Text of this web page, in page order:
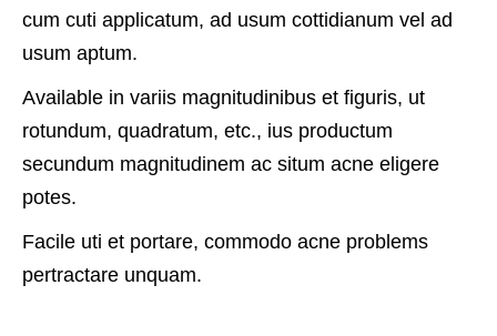
cum cuti applicatum, ad usum cottidianum vel ad
usum aptum.
Available in variis magnitudinibus et figuris, ut
rotundum, quadratum, etc., ius productum
secundum magnitudinem ac situm acne eligere
potes.
Facile uti et portare, commodo acne problems
pertractare unquam.